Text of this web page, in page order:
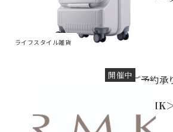
ライフスタイル雑貨
開催中ご予約承
＜RMK